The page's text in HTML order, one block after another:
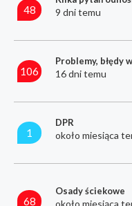
48 9 dni temu
106
Problemy, błędy
16 dni temu
1
DPR
około miesiąca
68
Osady ściekowe